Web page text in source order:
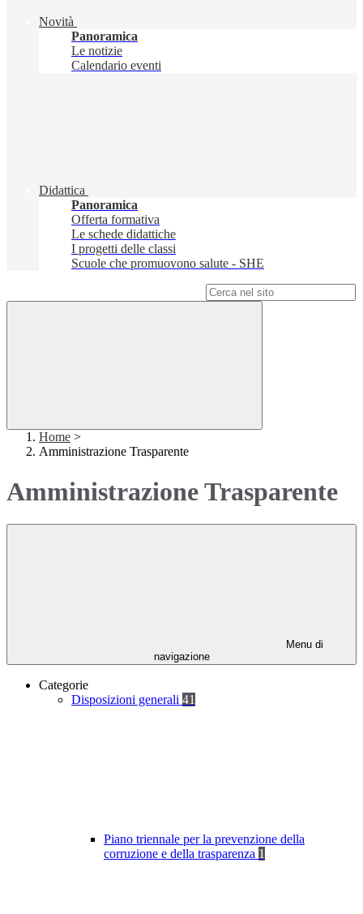
Novità
Panoramica
Le notizie
Calendario eventi
Didattica
Panoramica
Offerta formativa
Le schede didattiche
I progetti delle classi
Scuole che promuovono salute - SHE
Home >
Amministrazione Trasparente
Amministrazione Trasparente
Menu di
navigazione
Categorie
Disposizioni generali 41
Piano triennale per la prevenzione della
corruzione e della trasparenza 1